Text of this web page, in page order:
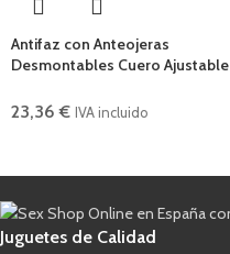
Antifaz con Anteojeras
Desmontables Cuero Ajustable
23,36€ IVA incluido
Juguetes de Calidad